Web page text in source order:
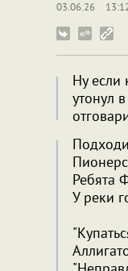
03.06.26
Ну если
утонул
Ребята
У реки